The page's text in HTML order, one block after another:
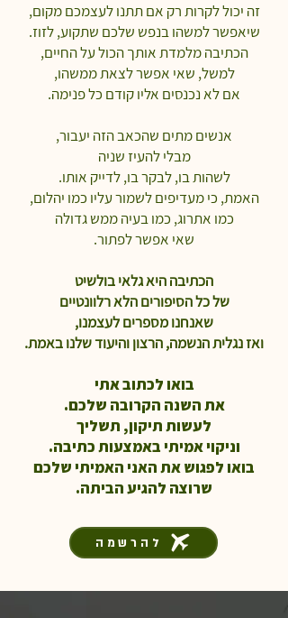
זה יכול לקרותרק אם תתנו לעצמכם מקום,
שיאפשר למשהו בנפש שלכם שתקוע, לזוז.
הכתיבה מלמדת אותך הכול על החיים,
למשל, שאי אפשר לצאת ממשהו,
אם לא נכנסים אליו קודם כל פנימה.
אנשים מתים שהכאב הזה יעבור,
מבלי להעיז שניה
לשהות בו, לבקר בו,לדייק אותו.
האמת, כי מעדיפים לשמור עליו כמו יהלום,
כמו אתרוג, כמו בעיה ממש גדולה
שאי אפשר לפתור.
הכתיבה היא גלאי בולשיט
של כל הסיפורים הלא רלוונטיים
שאנחנו מספרים לעצמנו,
ואז נגלית הנשמה, הרצון והיעוד שלנו באמת.
בואו לכתוב אתי
את השנה הקרובה שלכם.
לעשות תיקון, תשליך
וניקוי אמיתי באמצעות כתיבה.
בואו לפגוש את האני האמיתי שלכם
שרוצה להגיע הביתה.
להרשמה